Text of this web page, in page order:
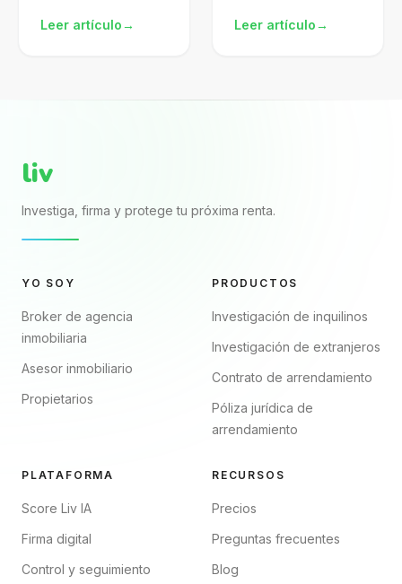
gestionado te
Leer artículo→
descargado de
Leer artículo→
liv
Investiga, firma y protege tu próxima renta.
YO SOY
Broker de agencia
inmobiliaria
Asesor inmobiliario
Propietarios
PRODUCTOS
Investigación de inquilinos
Investigación de extranjeros
Contrato de arrendamiento
Póliza jurídica de
arrendamiento
PLATAFORMA
Score Liv IA
Firma digital
Control y seguimiento
RECURSOS
Precios
Preguntas frecuentes
Blog